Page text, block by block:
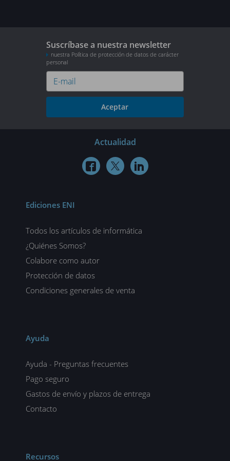
Suscríbase a nuestra newsletter
nuestra Política de protección de datos de carácter
personal
Aceptar
Actualidad
  
Ediciones ENI
Todos los artículos de informática
¿Quiénes Somos?
Colabore como autor
Protección de datos
Condiciones generales de venta
Ayuda
Ayuda - Preguntas frecuentes
Pago seguro
Gastos de envío y plazos de entrega
Contacto
Recursos